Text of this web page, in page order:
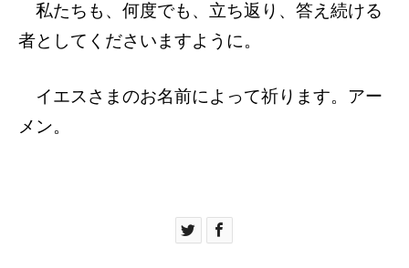
私たちも、何度でも、立ち返り、答え続ける
者としてくださいますように。
イエスさまのお名前によって祈ります。アー
メン。